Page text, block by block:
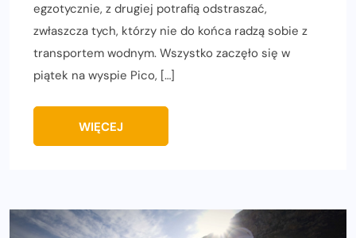
egzotycznie, z drugiej potrafią odstraszać,
zwłaszcza tych, którzy nie do końca radzą sobie z
transportem wodnym. Wszystko zaczęło się w
piątek na wyspie Pico, […]
WIĘCEJ